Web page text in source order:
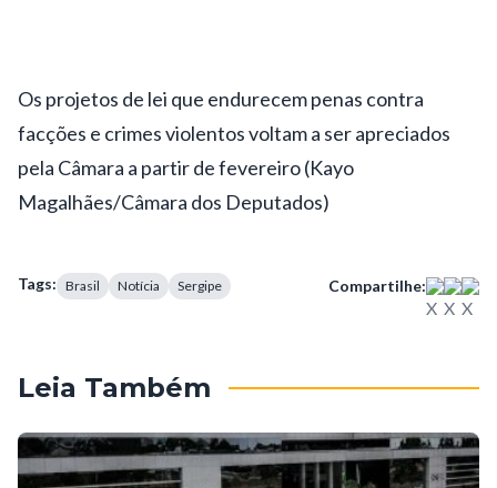
Os projetos de lei que endurecem penas contra
facções e crimes violentos voltam a ser apreciados
pela Câmara a partir de fevereiro (Kayo
Magalhães/Câmara dos Deputados)
Tags: Brasil Notícia Sergipe Compartilhe:
Leia Também